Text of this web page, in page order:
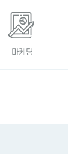
마케팅